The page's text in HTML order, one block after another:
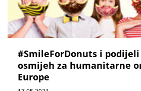
​#SmileForDonuts i
osmijeh za humanitarne
Europe